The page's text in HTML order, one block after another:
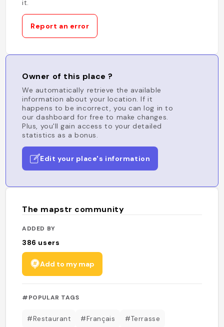
it.
Report an error
Owner of this place ?
We automatically retrieve the available
information about your location. If it
happens to be incorrect, you can log in to
our dashboard for free to make changes.
Plus, you'll gain access to your detailed
statistics as a bonus.
Edit your place's information
The mapstr community
ADDED BY
386 users
Add to my map
#POPULAR TAGS
#Restaurant #Français #Terrasse